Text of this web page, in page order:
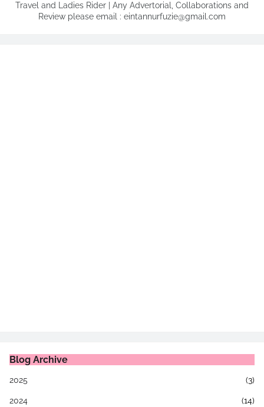
Travel and Ladies Rider | Any Advertorial, Collaborations and
Review please email : eintannurfuzie@gmail.com
Blog Archive
2025 (3)
2024 (14)